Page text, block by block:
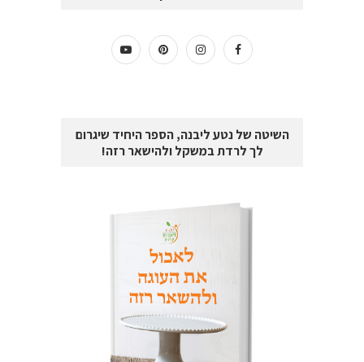
השיטה של נטע ליבנה, הספר היחיד שיגרום
לך לרדת במשקל ולהישאר רזה!